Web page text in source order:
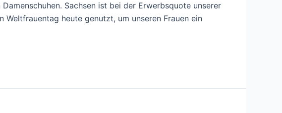
Sachsen ist bei der Erwerbsquote unserer
Weltfrauentag heute genutzt, um unseren Frauen ein